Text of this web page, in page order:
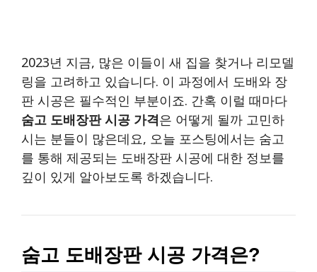
2023년 지금, 많은 이들이 새 집을 찾거나 리모델
링을 고려하고 있습니다. 이 과정에서 도배와 장
판 시공은 필수적인 부분이죠. 간혹 이럴 때마다
숨고 도배장판 시공 가격은 어떻게 될까 고민하
시는 분들이 많은데요, 오늘 포스팅에서는 숨고
를 통해 제공되는 도배장판 시공에 대한 정보를
깊이 있게 알아보도록 하겠습니다.
숨고 도배장판 시공 가격은?